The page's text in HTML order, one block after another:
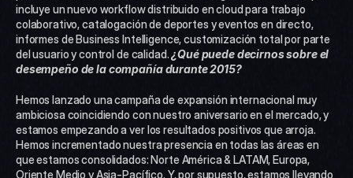
incluye un nuevo workflow distribuido en cloud para trabajo
colaborativo, catalogación de deportes y eventos en directo,
informes de Business Intelligence, customización total por parte
del usuario y control de calidad. ¿Qué puede decirnos sobre el
desempeño de la compañía durante 2015?
Hemos lanzado una campaña de expansión internacional muy
ambiciosa coincidiendo con nuestro aniversario en el mercado, y
estamos empezando a ver los resultados positivos que arroja.
Hemos incrementado nuestra presencia en todas las áreas en
que estamos consolidados: Norte América & LATAM, Europa,
Oriente Medio y Asia-Pacífico. Y, por supuesto, estamos llevando